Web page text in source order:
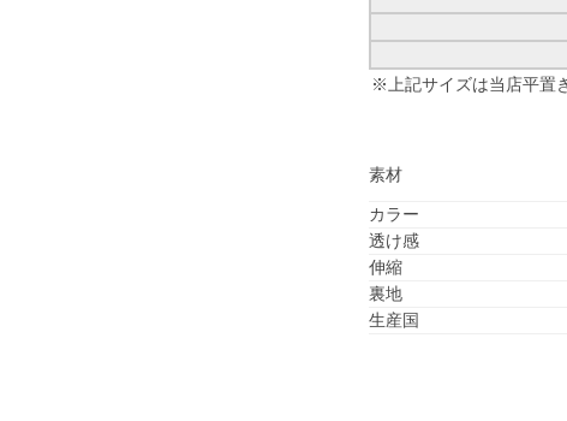
※上記サイズは当店平置
素材
カラー
透け感
伸縮
裏地
生産国